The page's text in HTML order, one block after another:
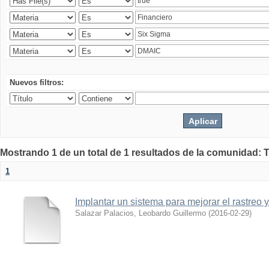
Nuevos filtros:
Mostrando 1 de un total de 1 resultados de la comunidad:
1
Implantar un sistema para mejorar el rastreo
Salazar Palacios, Leobardo Guillermo (2016-02-29)